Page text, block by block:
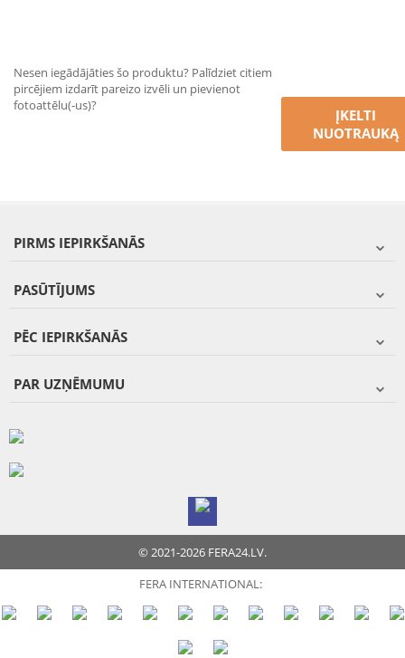
Nesen iegādājāties šo produktu? Palīdziet citiem
pircējiem izdarīt pareizo izvēli un pievienot
fotoattēlu(-us)?
ĮKELTI
NUOTRAUKĄ
PIRMS IEPIRKŠANĀS
PASŪTĪJUMS
PĒC IEPIRKŠANĀS
PAR UZŅĒMUMU
© 2021-2026 FERA24.LV.
FERA INTERNATIONAL: